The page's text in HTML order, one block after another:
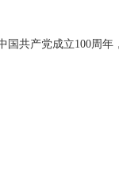
共产党成立100周年